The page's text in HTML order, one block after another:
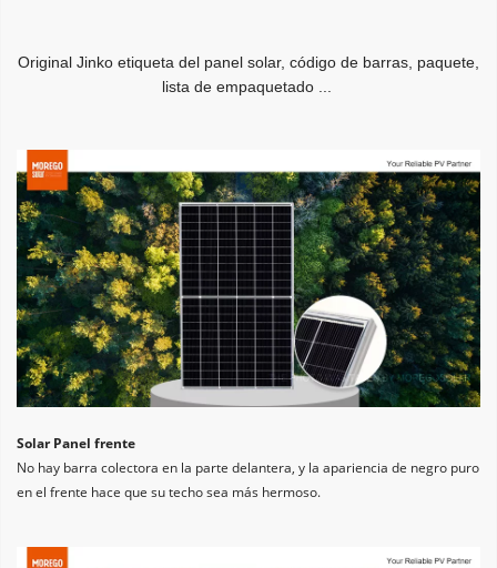
Original Jinko etiqueta del panel solar, código de barras, paquete,
lista de empaquetado ...
Solar Panel frente
No hay barra colectora en la parte delantera, y la apariencia de negro puro
en el frente hace que su techo sea más hermoso.